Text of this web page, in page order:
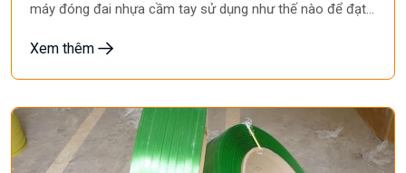
máy đóng đai nhựa cầm tay sử dụng như thế nào để đạt
cách sử dụng máy đóng đai nhựa cầm tay qua bài viết
Xem thêm